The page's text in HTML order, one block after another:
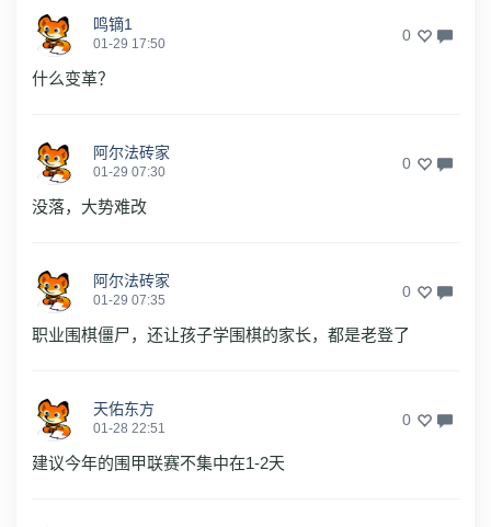
鸣镝1
01-29 17:50 0
什么变革？
阿尔法砖家
01-29 07:30 0
没落，大势难改
阿尔法砖家
01-29 07:35 0
职业围棋僵尸，还让孩子学围棋的家长，都是老登了
天佑东方
01-28 22:51 0
建议今年的围甲联赛不集中在1-2天